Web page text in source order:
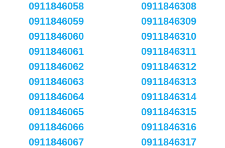
0911846058
0911846059
0911846060
0911846061
0911846062
0911846063
0911846064
0911846065
0911846066
0911846067
0911846308
0911846309
0911846310
0911846311
0911846312
0911846313
0911846314
0911846315
0911846316
0911846317